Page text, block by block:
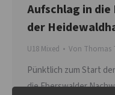
Aufschlag in
der
U18 Mixed Von Thomas
Pünktlich zum Start
die Eberswalder